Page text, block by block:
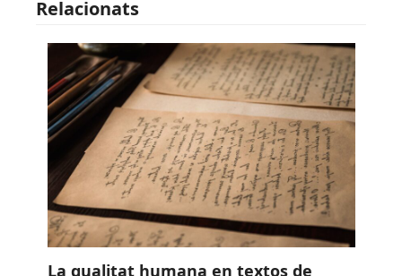
Relacionats
La qualitat humana en textos de